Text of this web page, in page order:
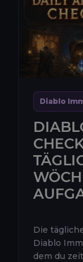
Diablo
Die
Diablo
dem du